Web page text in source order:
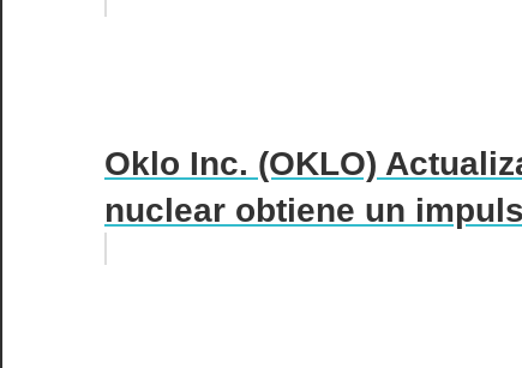
Oklo Inc. (OKLO)
nuclear obtiene un